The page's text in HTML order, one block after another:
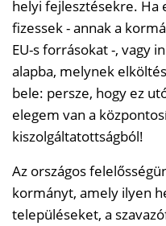
helyi fejlesztésekre.
fizessek - annak a
EU-s forrásokat -, vagy
alapba, melynek
bele: persze, hogy ez
elegem van a
kiszolgáltatottságból!
Az országos
kormányt, amely ilyen
településeket, a